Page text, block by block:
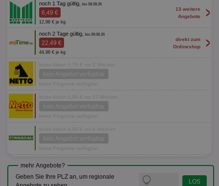
noch 1 Tag gültig, bis 08.08.26
6,49 €
12,98 € je kg
13 weitere
Angebote
>
noch 2 Tage gültig, bis 09.08.26
22,49 €
44,98 € je kg
direkt zum
Onlineshop
>
letzte Aktion 6,79 € vor 3 Wochen
kein Angebot verfügbar
keine Prognose verfügbar
letzte Aktion 6,99 € vor 57 Wochen
kein Angebot verfügbar
keine Prognose verfügbar
letzte Aktion 6,99 € vor 6 Wochen
kein Angebot verfügbar
keine Prognose verfügbar
mehr Angebote?
Geben Sie Ihre PLZ an, um regionale